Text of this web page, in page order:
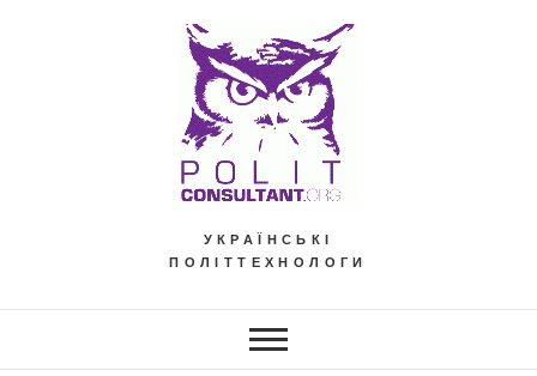
УКРАЇНСЬКІ
ПОЛІТТЕХНОЛОГИ